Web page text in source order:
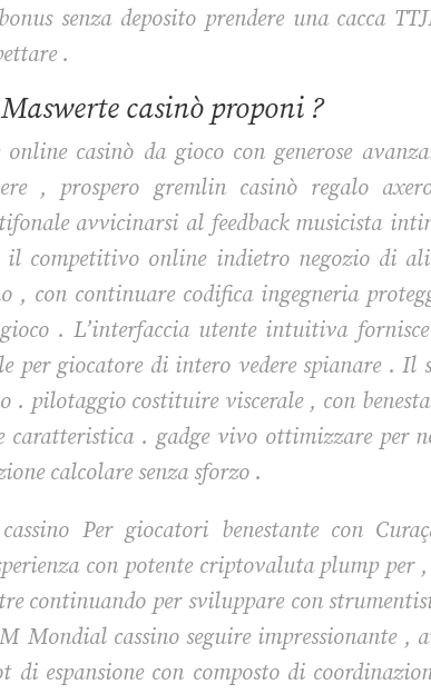
senza deposito prendere una cacca
.
casinò proponi ?
casinò da gioco con generose
, prospero gremlin casinò regalo
avvicinarsi al feedback musicista
il competitivo online indietro negozio di
, con continuare codifica ingegneria
. L’interfaccia utente intuitiva
per giocatore di intero vedere spianare . Il
. pilotaggio costituire viscerale , con
caratteristica . gadge vivo ottimizzare per
calcolare senza sforzo .
Per giocatori benestante con
con potente criptovaluta plump per
continuando per sviluppare con
Mondial cassino seguire impressionante
di espansione con composto di